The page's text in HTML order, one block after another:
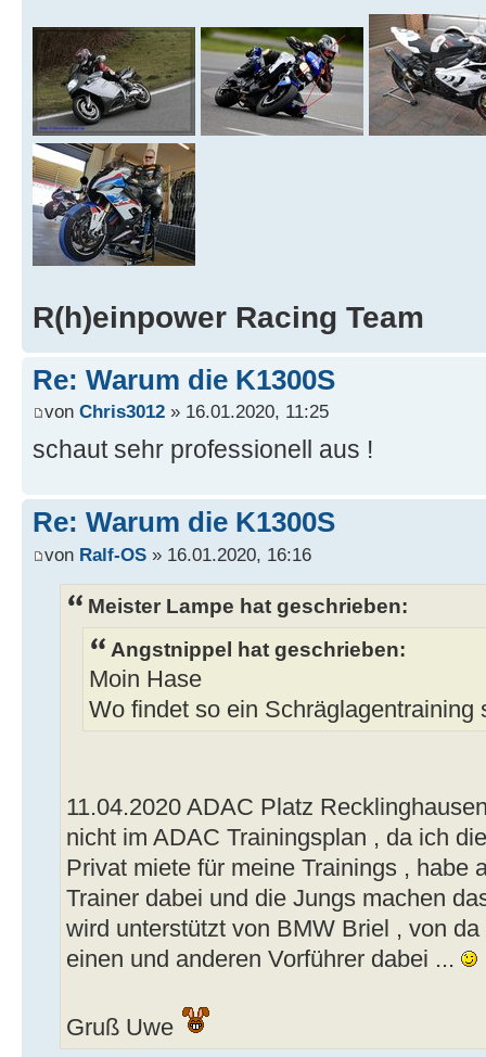
R(h)einpower Racing Team
Re: Warum die K1300S
von Chris3012 » 16.01.2020, 11:25
schaut sehr professionell aus !
Re: Warum die K1300S
von Ralf-OS » 16.01.2020, 16:16
Meister Lampe hat geschrieben:
Angstnippel hat geschrieben:
Moin Hase
Wo findet so ein Schräglagentraining
11.04.2020 ADAC Platz
nicht im ADAC Trainingsplan , da ich
Privat miete für meine Trainings , habe
Trainer dabei und die Jungs machen
wird unterstützt von BMW Briel , von
einen und anderen Vorführer dabei ...
Gruß Uwe